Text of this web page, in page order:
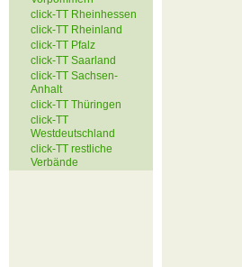
click-TT Rheinhessen
click-TT Rheinland
click-TT Pfalz
click-TT Saarland
click-TT Sachsen-
Anhalt
click-TT Thüringen
click-TT
Westdeutschland
click-TT restliche
Verbände